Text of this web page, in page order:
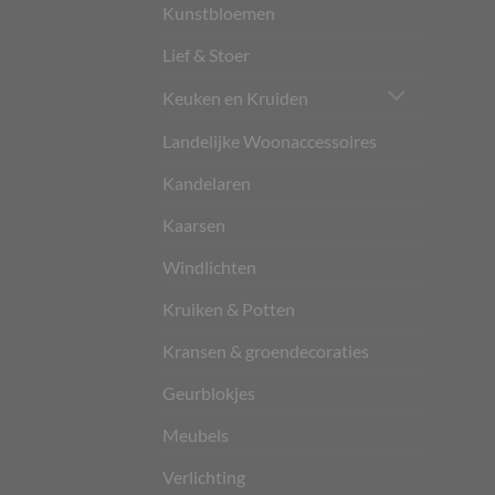
Kunstbloemen
Lief & Stoer
Keuken en Kruiden
Landelijke Woonaccessoires
Kandelaren
Kaarsen
Windlichten
Kruiken & Potten
Kransen & groendecoraties
Geurblokjes
Meubels
Verlichting